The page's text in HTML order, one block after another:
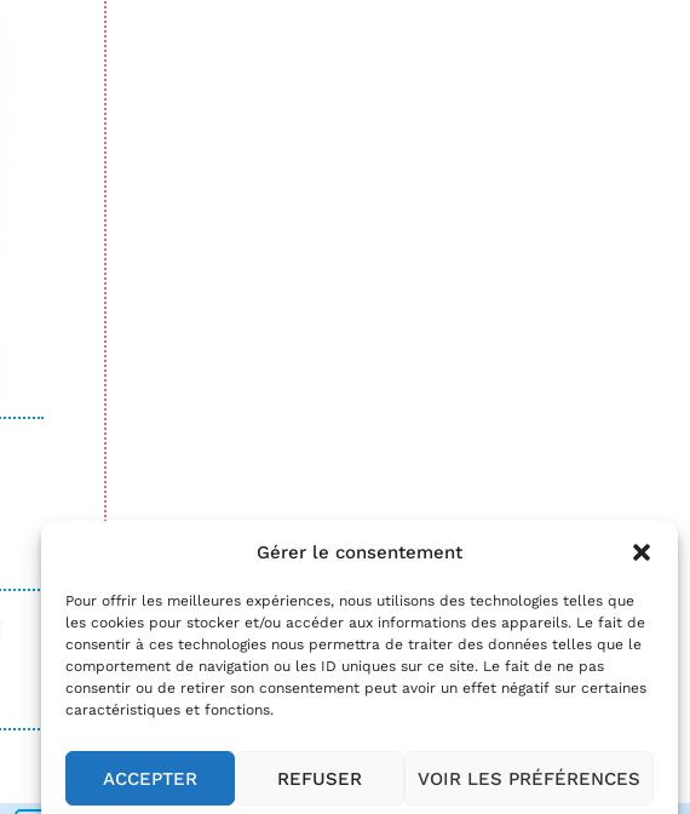
Gérer le consentement
Pour offrir les meilleures expériences, nous utilisons des technologies telles que
les cookies pour stocker et/ou accéder aux informations des appareils. Le fait de
consentir à ces technologies nous permettra de traiter des données telles que le
comportement de navigation ou les ID uniques sur ce site. Le fait de ne pas
consentir ou de retirer son consentement peut avoir un effet négatif sur certaines
caractéristiques et fonctions.
ACCEPTER REFUSER VOIR LES PRÉFÉRENCES